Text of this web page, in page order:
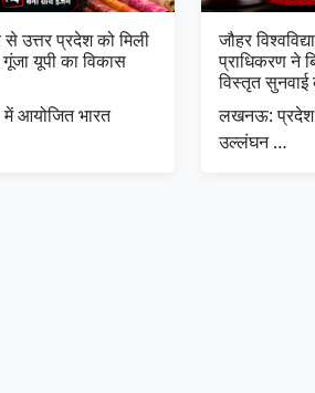
उत्तर प्रदेश को मिली
यूपी का विकास
आयोजित भारत
जौहर
प्राधिकरण ने
विस्तृत
लखनऊ: प्रदेश
उल्लंघन …